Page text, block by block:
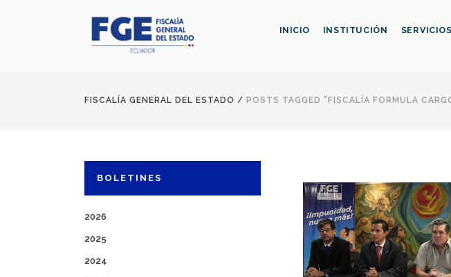
INICIO INSTITUCIÓN SERVICIOS
FISCALÍA GENERAL DEL ESTADO / POSTS TAGGED "FISCALÍA FORMULA
BOLETINES
2026
2025
2024